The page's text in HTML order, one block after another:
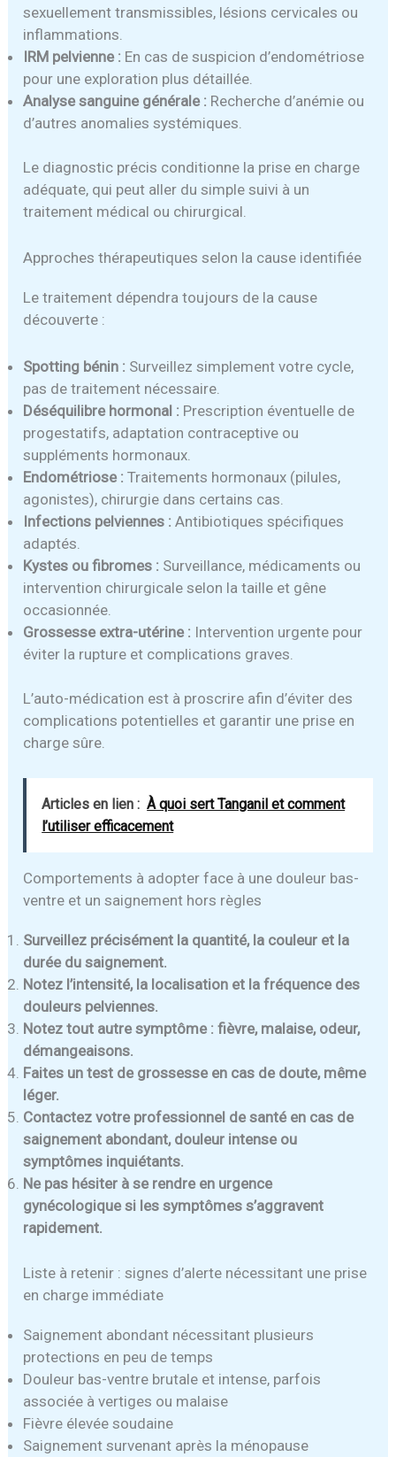
sexuellement transmissibles, lésions cervicales ou
inflammations.
IRM pelvienne : En cas de suspicion d’endométriose
pour une exploration plus détaillée.
Analyse sanguine générale : Recherche d’anémie ou
d’autres anomalies systémiques.
Le diagnostic précis conditionne la prise en charge
adéquate, qui peut aller du simple suivi à un
traitement médical ou chirurgical.
Approches thérapeutiques selon la cause identifiée
Le traitement dépendra toujours de la cause
découverte :
Spotting bénin : Surveillez simplement votre cycle,
pas de traitement nécessaire.
Déséquilibre hormonal : Prescription éventuelle de
progestatifs, adaptation contraceptive ou
suppléments hormonaux.
Endométriose : Traitements hormonaux (pilules,
agonistes), chirurgie dans certains cas.
Infections pelviennes : Antibiotiques spécifiques
adaptés.
Kystes ou fibromes : Surveillance, médicaments ou
intervention chirurgicale selon la taille et gêne
occasionnée.
Grossesse extra-utérine : Intervention urgente pour
éviter la rupture et complications graves.
L’auto-médication est à proscrire afin d’éviter des
complications potentielles et garantir une prise en
charge sûre.
Articles en lien : À quoi sert Tanganil et comment
l’utiliser efficacement
Comportements à adopter face à une douleur bas-
ventre et un saignement hors règles
Surveillez précisément la quantité, la couleur et la
durée du saignement.
Notez l’intensité, la localisation et la fréquence des
douleurs pelviennes.
Notez tout autre symptôme : fièvre, malaise, odeur,
démangeaisons.
Faites un test de grossesse en cas de doute, même
léger.
Contactez votre professionnel de santé en cas de
saignement abondant, douleur intense ou
symptômes inquiétants.
Ne pas hésiter à se rendre en urgence
gynécologique si les symptômes s’aggravent
rapidement.
Liste à retenir : signes d’alerte nécessitant une prise
en charge immédiate
Saignement abondant nécessitant plusieurs
protections en peu de temps
Douleur bas-ventre brutale et intense, parfois
associée à vertiges ou malaise
Fièvre élevée soudaine
Saignement survenant après la ménopause